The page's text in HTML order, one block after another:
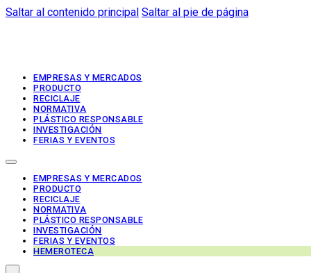
Saltar al contenido principal Saltar al pie de página
EMPRESAS Y MERCADOS
PRODUCTO
RECICLAJE
NORMATIVA
PLÁSTICO RESPONSABLE
INVESTIGACIÓN
FERIAS Y EVENTOS
EMPRESAS Y MERCADOS
PRODUCTO
RECICLAJE
NORMATIVA
PLÁSTICO RESPONSABLE
INVESTIGACIÓN
FERIAS Y EVENTOS
HEMEROTECA